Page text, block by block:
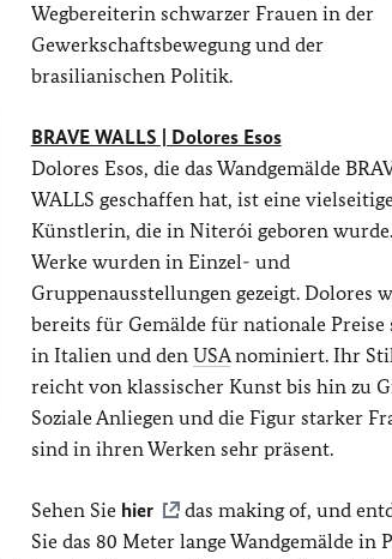
Wegbereiterin schwarzer Frauen in der
Gewerkschaftsbewegung und der
brasilianischen Politik.
BRAVE WALLS | Dolores Esos
Dolores Esos, die das Wandgemälde
WALLS geschaffen hat, ist eine vielseitige
Künstlerin, die in Niterói geboren
Werke wurden in Einzel- und
Gruppenausstellungen gezeigt. Dolores
bereits für Gemälde für nationale Preise
in Italien und den USAnominiert. Ihr
reicht von klassischer Kunst bis hin zu
Soziale Anliegen und die Figur starker
sind in ihren Werken sehr präsent.
Sehen Sie hier
das making of, und
Sie das 80 Meter lange Wandgemälde in